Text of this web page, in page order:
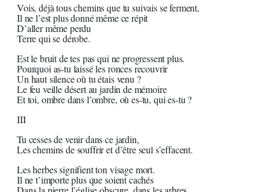
Vois, déjà tous chemins que tu suivais se ferment,
Il ne l’est plus donné même ce répit
D’aller même perdu
Terre qui se dérobe.
Est le bruit de tes pas qui ne progressent plus.
Pourquoi as-tu laissé les ronces recouvrir
Un haut silence où tu étais venu ?
Le feu veille désert au jardin de mémoire
Et toi, ombre dans l’ombre, où es-tu, qui es-tu ?
III
Tu cesses de venir dans ce jardin,
Les chemins de souffrir et d’être seul s’effacent.
Les herbes signifient ton visage mort.
Il ne t’importe plus que soient cachés